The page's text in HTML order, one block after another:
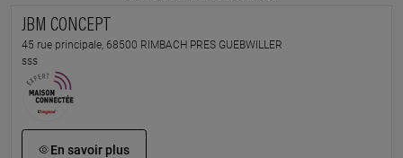
JBM CONCEPT
45 rue principale, 68500 RIMBACH PRES GUEBWILLER
sss
En savoir plus